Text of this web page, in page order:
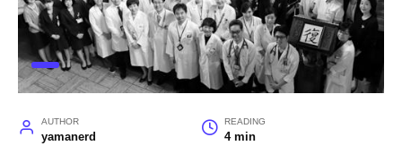
AUTHOR
yamanerd
READING
4 min